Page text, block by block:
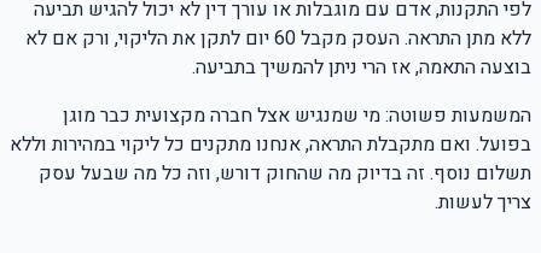
לפי התקנות, אדם עם מוגבלות או עורך דין לא יכול להגיש תביעה
ללא מתן התראה. העסק מקבל 60 יום לתקן את הליקוי, ורק אם לא
בוצעה התאמה, אז הרי ניתן להמשיך בתביעה.
המשמעות פשוטה: מי שמנגיש אצל חברה מקצועית כבר מוגן
בפועל. ואם מתקבלת התראה, אנחנו מתקנים כל ליקוי במהירות וללא
תשלום נוסף. זה בדיוק מה שהחוק דורש, וזה כל מה שבעל עסק
צריך לעשות.